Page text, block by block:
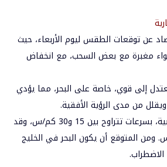
عنتوقعات الطقس ليوم الأربعاء، حيث
مغبرة مع بعض السحب، مع انخفاض
إلى قوي، خاصة على البحر، مما يؤدي
ويقلل من مدى الرؤية الأفقية.
بسرعاتتتراوح بين و30 كم/س، وقد
. ومن المتوقع أنيكون البحر في الخليج
الاضطراب.